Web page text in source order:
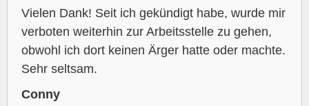
Vielen Dank! Seit ich gekündigt habe, wurde mir
verboten weiterhin zur Arbeitsstelle zu gehen,
obwohl ich dort keinen Ärger hatte oder machte.
Sehr seltsam.
Conny